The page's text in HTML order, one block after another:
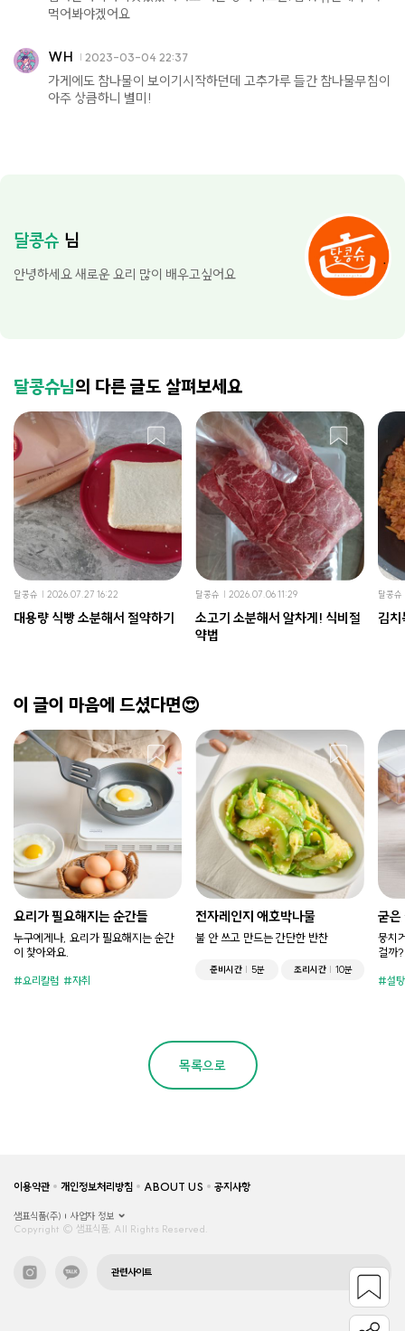
먹어봐야겠어요
WH 2023-03-04 22:37
가게에도 참나물이 보이기시작하던데 고추가루 들간 참나물무침이
아주 상큼하니 별미!
달콩슈 님
안녕하세요 새로운 요리 많이 배우고싶어요
달콩슈님의 다른 글도 살펴보세요
달콩슈 2026.07.27 16:22
대용량 식빵 소분해서 절약하기
달콩슈 2026.07.06 11:29
소고기 소분해서 알차게! 식비절
약법
달콩슈
김치
이 글이 마음에 드셨다면😍
요리가 필요해지는 순간들
누구에게나, 요리가 필요해지는 순간
이 찾아와요.
요리칼럼 자취
전자레인지 애호박나물
불 안 쓰고 만드는 간단한 반찬
준비시간 5분 조리시간 10분
굳은
뭉치
걸까?
설탕
목록으로
이용약관 개인정보처리방침 ABOUT US 공지사항
샘표식품(주)
사업자 정보
Copyright © 샘표식품, All Rights Reserved.
관련사이트